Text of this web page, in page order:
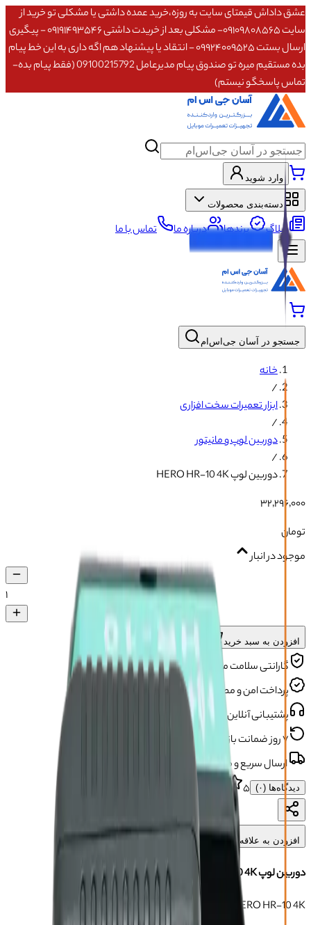
عشق داداش قیمتای سایت به روزه،خرید عمده داشتی یا مشکلی تو خرید از
سایت ۰۹۱۰۹۸۰۸۵۶۵- مشکلی بعد از خریدت داشتی ۰۹۱۹۱۴۹۳۵۴۶ - پیگیری
ارسال بستت ۰۹۹۲۴۰۰۹۵۲۵ - انتقاد یا پیشنهاد هم اگه داری به این خط پیام
بده مستقیم میره تو صندوق پیام مدیرعامل 09100215792 (فقط پیام بده-
تماس پاسخگو نیستم)
وارد شوید
دسته‌بندی محصولات
وبلاگ برندها درباره ما تماس با ما
جستجو در آسان جی‌اس‌ام
خانه
/
ابزار تعمیرات سخت افزاری
/
دوربین لوپ و مانیتور
/
دوربین لوپ HERO HR-10 4K
۳۲٬۲۹۶٬۰۰۰
تومان
موجود در انبار
۱
افزودن به سبد خرید
گارانتی سلامت محصول
پرداخت امن و مطمئن
پشتیبانی آنلاین و تلفنی
۷ روز ضمانت بازگشت
ارسال سریع و مطمئن
دیدگاه‌ها (۰) ۵
افزودن به علاقه‌مندی‌ها
دوربین لوپ HERO HR-10 4K
دوربین لوپ HERO HR-10 4K
برند: هیرو